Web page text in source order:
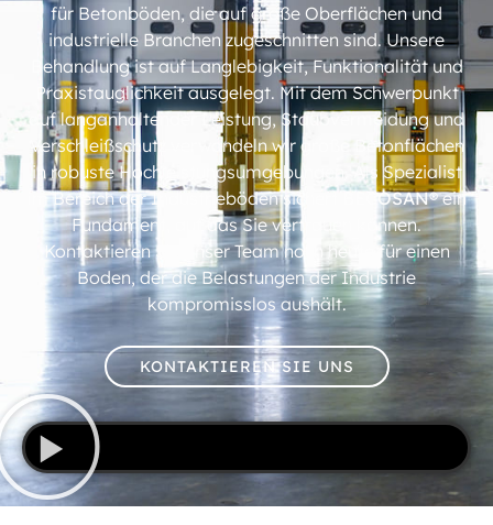
für Betonböden, die auf große Oberflächen und
industrielle Branchen zugeschnitten sind. Unsere
Behandlung ist auf Langlebigkeit, Funktionalität und
Praxistauglichkeit ausgelegt. Mit dem Schwerpunkt
auf langanhaltender Leistung, Staubvermeidung und
Verschleißschutz verwandeln wir große Betonflächen
in robuste Hochleistungsumgebungen. Als Spezialist
im Bereich der Industrieböden sichert
BECOSAN®ein
Fundament, auf das Sie vertrauen können.
Kontaktieren Sie unser Team noch heute für einen
Boden, der die Belastungen der Industrie
kompromisslos aushält.
KONTAKTIEREN SIE UNS